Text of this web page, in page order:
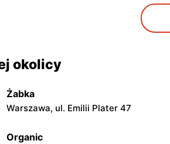
Intermarche Super
Intermarche Super
okolicy
Żabka
Warszawa, ul. Emilii Plater 47
Organic